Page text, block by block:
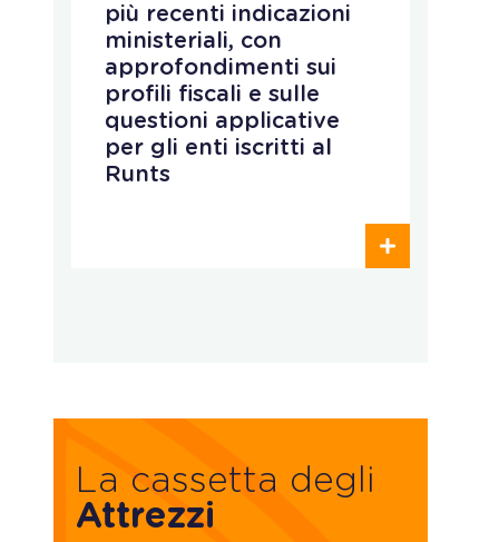
più recenti indicazioni
ministeriali, con
approfondimenti sui
profili fiscali e sulle
questioni applicative
per gli enti iscritti al
Runts
La cassetta degli
Attrezzi